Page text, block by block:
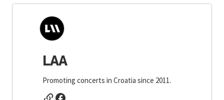
LAA
Promoting concerts in Croatia since 2011.